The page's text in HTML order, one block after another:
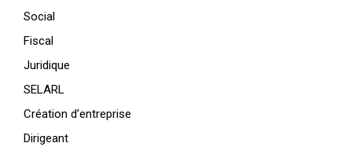
Social
Fiscal
Juridique
SELARL
Création d’entreprise
Dirigeant